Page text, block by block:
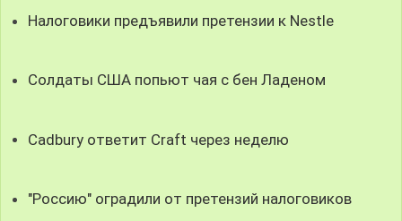
Налоговики предъявили претензии к Nestle
Солдаты США попьют чая с бен Ладеном
Cadbury ответит Craft через неделю
"Россию" оградили от претензий налоговиков